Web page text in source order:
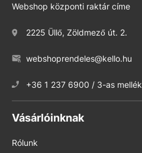
Webshop központi raktár címe
2225 Üllő, Zöldmező út. 2.
webshoprendeles@kello.hu
+36 1 237 6900 / 3-as mellék
Vásárlóinknak
Rólunk